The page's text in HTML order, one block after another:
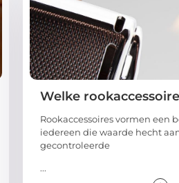
Welke
Rookaccessoires vormen een
iedereen die waarde hecht
gecontroleerde
...